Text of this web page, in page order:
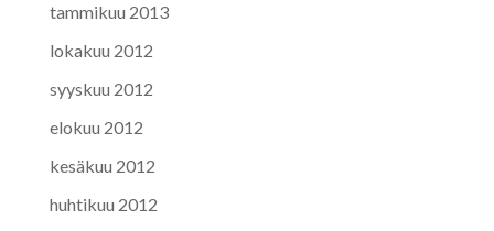
tammikuu 2013
lokakuu 2012
syyskuu 2012
elokuu 2012
kesäkuu 2012
huhtikuu 2012